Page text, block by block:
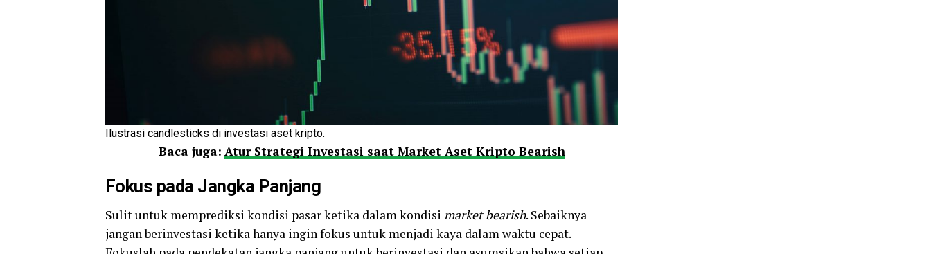
Ilustrasi candlesticks di investasi aset kripto.
Baca juga: Atur Strategi Investasi saat Market Aset Kripto Bearish
Fokus pada Jangka Panjang
Sulit untuk memprediksi kondisi pasar ketika dalam kondisi market bearish. Sebaiknya
jangan berinvestasi ketika hanya ingin fokus untuk menjadi kaya dalam waktu cepat.